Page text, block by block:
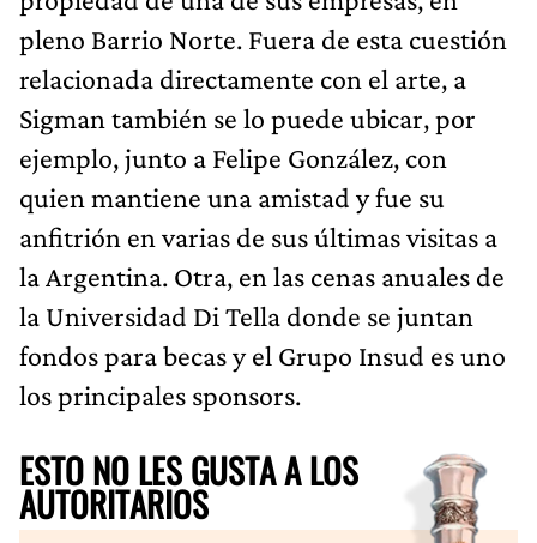
pleno Barrio Norte. Fuera de esta cuestión
relacionada directamente con el arte, a
Sigman también se lo puede ubicar, por
ejemplo, junto a Felipe González, con
quien mantiene una amistad y fue su
anfitrión en varias de sus últimas visitas a
la Argentina. Otra, en las cenas anuales de
la Universidad Di Tella donde se juntan
fondos para becas y el Grupo Insud es uno
los principales sponsors.
ESTO NO LES GUSTA A LOS
AUTORITARIOS